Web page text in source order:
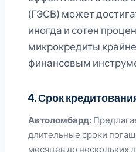
(ГЭСВ) может
иногда и сотен
микрокредиты
финансовым
4. Срок
Автоломбард:
длительные сроки
месяцев до нескольких